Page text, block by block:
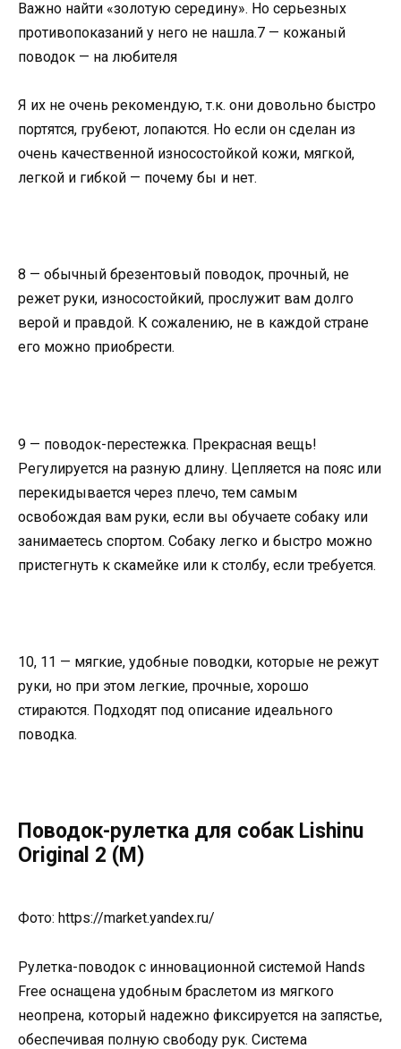
Важно найти «золотую середину». Но серьезных
противопоказаний у него не нашла.7 — кожаный
поводок — на любителя
Я их не очень рекомендую, т.к. они довольно быстро
портятся, грубеют, лопаются. Но если он сделан из
очень качественной износостойкой кожи, мягкой,
легкой и гибкой — почему бы и нет.
8 — обычный брезентовый поводок, прочный, не
режет руки, износостойкий, прослужит вам долго
верой и правдой. К сожалению, не в каждой стране
его можно приобрести.
9 — поводок-перестежка. Прекрасная вещь!
Регулируется на разную длину. Цепляется на пояс или
перекидывается через плечо, тем самым
освобождая вам руки, если вы обучаете собаку или
занимаетесь спортом. Собаку легко и быстро можно
пристегнуть к скамейке или к столбу, если требуется.
10, 11 — мягкие, удобные поводки, которые не режут
руки, но при этом легкие, прочные, хорошо
стираются. Подходят под описание идеального
поводка.
Поводок-рулетка для собак Lishinu
Original 2 (M)
Фото: https://market.yandex.ru/
Рулетка-поводок с инновационной системой Hands
Free оснащена удобным браслетом из мягкого
неопрена, который надежно фиксируется на запястье,
обеспечивая полную свободу рук. Система